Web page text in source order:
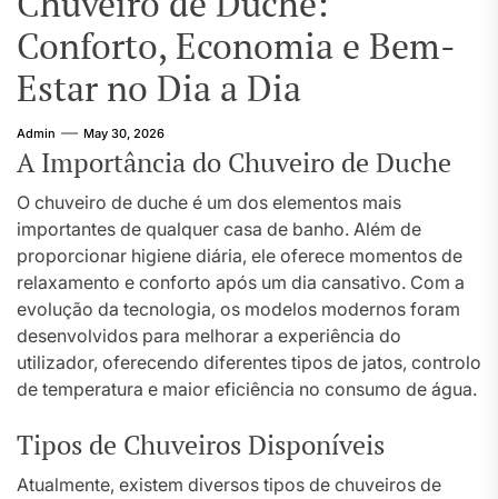
Conforto, Economia e Bem-
Estar no Dia a Dia
Admin May 30, 2026
A Importância do Chuveiro de Duche
O chuveiro de duche é um dos elementos mais
importantes de qualquer casa de banho. Além de
proporcionar higiene diária, ele oferece momentos de
relaxamento e conforto após um dia cansativo. Com a
evolução da tecnologia, os modelos modernos foram
desenvolvidos para melhorar a experiência do
utilizador, oferecendo diferentes tipos de jatos, controlo
de temperatura e maior eficiência no consumo de água.
Tipos de Chuveiros Disponíveis
Atualmente, existem diversos tipos de chuveiros de